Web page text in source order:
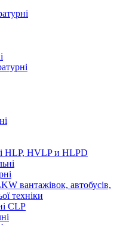
HLP, HVLP и HLPD
вантажівок, автобусів,
техніки
CLP